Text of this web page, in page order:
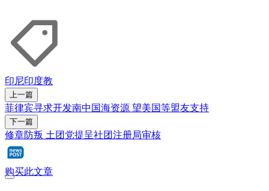
印尼印度教
上一篇
菲律宾寻求开发南中国海资源 望美国等盟友支持
下一篇
修章防叛 土团党提呈社团注册局审核
购买此文章